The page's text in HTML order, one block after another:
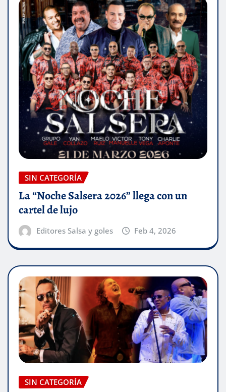
SIN CATEGORÍA
La “Noche Salsera 2026” llega con un
cartel de lujo
Editores Salsa y goles Feb 4, 2026
SIN CATEGORÍA